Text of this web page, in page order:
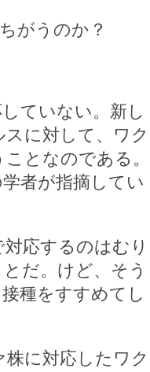
がうのか？
ていない。新し
に対して、ワク
となのである。
者が指摘してい
応するのはむり
だ。けど、そう
種をすすめてし
に対応したワク